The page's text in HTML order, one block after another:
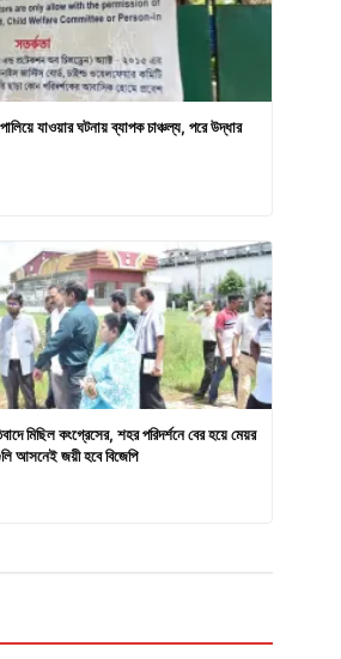
যাওয়ার ঘটনায় ব্যাপক চাঞ্চল্য, পরে উদ্ধার
মিছিল কংগ্রেসের, শহর পরিদর্শনে বের হয়ে মেয়র
আসনেই জয়ী হবে বিজেপি